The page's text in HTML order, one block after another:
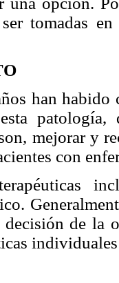
ser tomadas
han habido
mejorar y
con
de la